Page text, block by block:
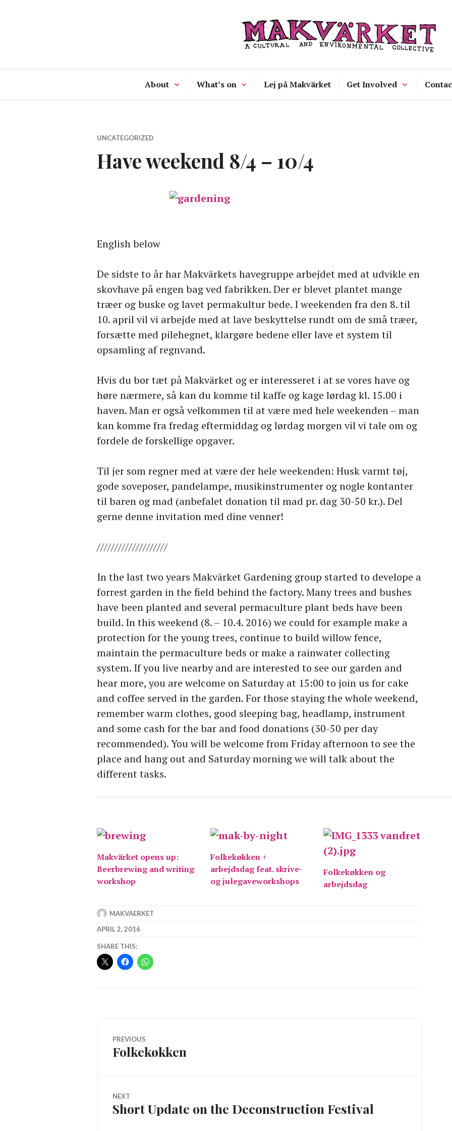
Makvärket
a cultural and environmental
About What’s on Lej på Makvärket Get Involved
UNCATEGORIZED
Have weekend 8/4 – 10/4
English below
De sidste to år har Makvärkets havegruppe arbejdet med at udvikle en
skovhave på engen bag ved fabrikken. Der er blevet plantet mange
træer og buske og lavet permakultur bede. I weekenden fra den 8. til
10. april vil vi arbejde med at lave beskyttelse rundt om de små træer,
forsætte med pilehegnet, klargøre bedene eller lave et system til
opsamling af regnvand.
Hvis du bor tæt på Makvärket og er interesseret i at se vores have og
høre nærmere, så kan du komme til kaffe og kage lørdag kl. 15.00 i
haven. Man er også velkommen til at være med hele weekenden – man
kan komme fra fredag eftermiddag og lørdag morgen vil vi tale om og
fordele de forskellige opgaver.
Til jer som regner med at være der hele weekenden: Husk varmt tøj,
gode soveposer, pandelampe, musikinstrumenter og nogle kontanter
til baren og mad (anbefalet donation til mad pr. dag 30-50 kr.). Del
gerne denne invitation med dine venner!
////////////////////
In the last two years Makvärket Gardening group started to develope a
forrest garden in the field behind the factory. Many trees and bushes
have been planted and several permaculture plant beds have been
build. In this weekend (8. – 10.4. 2016) we could for example make a
protection for the young trees, continue to build willow fence,
maintain the permaculture beds or make a rainwater collecting
system. If you live nearby and are interested to see our garden and
hear more, you are welcome on Saturday at 15:00 to join us for cake
and coffee served in the garden. For those staying the whole weekend,
remember warm clothes, good sleeping bag, headlamp, instrument
and some cash for the bar and food donations (30-50 per day
recommended). You will be welcome from Friday afternoon to see the
place and hang out and Saturday morning we will talk about the
different tasks.
Makvärket opens up:
Beerbrewing and writing
workshop
Folkekøkken +
arbejdsdag feat. skrive-
og julegaveworkshops
Folkekøkken og
arbejdsdag
MAKVAERKET
APRIL 2, 2016
SHARE THIS:
Post
navigation
PREVIOUS
Previous
Folkekøkken
NEXT
Next
Short Update on the Deconstruction Festival